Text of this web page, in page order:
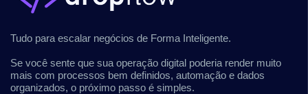
Tudo para escalar negócios de Forma Inteligente.
Se você sente que sua operação digital poderia render muito
mais com processos bem definidos, automação e dados
organizados, o próximo passo é simples.